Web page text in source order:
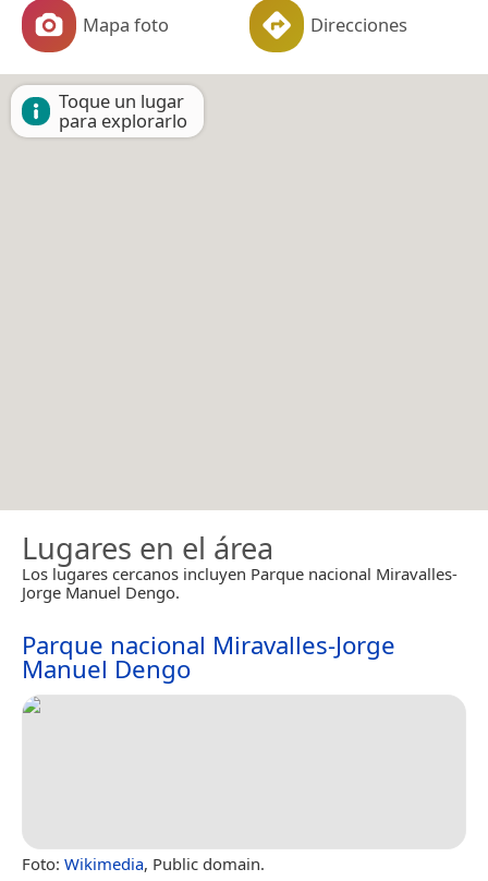
Mapa foto Direcciones
Toque un lugar
para explorarlo
Lugares en el área
Los lugares cercanos incluyen Parque nacional Miravalles-
Jorge Manuel Dengo.
Parque nacional Miravalles-Jorge
Manuel Dengo
Foto: Wikimedia, Public domain.